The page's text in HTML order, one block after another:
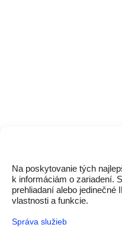
Na poskytovanie tých
k informáciám o zariadení.
prehliadaní alebo
vlastnosti a funkcie.
Správa služieb